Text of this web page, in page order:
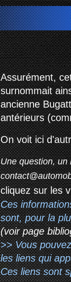
Assurément,
surnommait
ancienne
antérieurs
On voit ici
Une question, un
cliquez sur les
Ces
sont, pour la
(voir page
>> Vous
les liens qui
Ces liens sont